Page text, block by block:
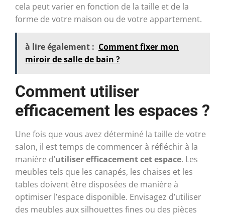
cela peut varier en fonction de la taille et de la
forme de votre maison ou de votre appartement.
à lire également : Comment fixer mon
miroir de salle de bain ?
Comment utiliser
efficacement les espaces ?
Une fois que vous avez déterminé la taille de votre
salon, il est temps de commencer à réfléchir à la
manière d’utiliser efficacement cet espace. Les
meubles tels que les canapés, les chaises et les
tables doivent être disposées de manière à
optimiser l’espace disponible. Envisagez d’utiliser
des meubles aux silhouettes fines ou des pièces